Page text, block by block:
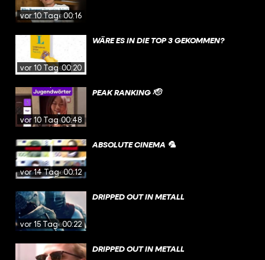
vor 10 Tagen00:16
vor 10 Tagen00:20
WÄRE ES IN DIE TOP 3 GEKOMMEN?
vor 10 Tagen00:48
PEAK RANKING 🫡
vor 14 Tagen00:12
ABSOLUTE CINEMA 🦜
vor 15 Tagen00:22
DRIPPED OUT IN METALL
DRIPPED OUT IN METALL